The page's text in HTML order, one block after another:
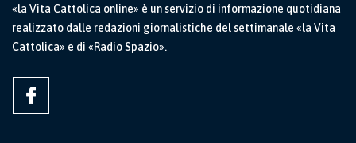
«la Vita Cattolica online» è un servizio di informazione quotidiana
realizzato dalle redazioni giornalistiche del settimanale «la Vita
Cattolica» e di «Radio Spazio».